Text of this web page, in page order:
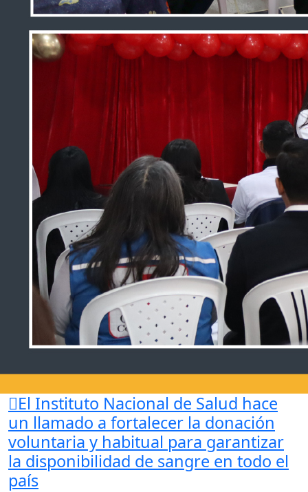
El Instituto Nacional de Salud hace
un llamado a fortalecer la donación
voluntaria y habitual para garantizar
la disponibilidad de sangre en todo el
país